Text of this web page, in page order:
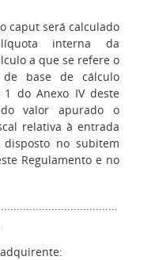
caput será calculado
interna da
a que se refere o
base de cálculo
do Anexo IV deste
do valor apurado o
relativa à entrada
disposto no subitem
Regulamento e no